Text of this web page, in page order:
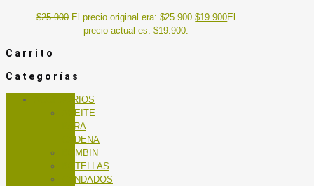
$25.900 El precio original era: $25.900.$19.900El
precio actual es: $19.900.
Carrito
Categorías
ACCESORIOS
ACEITE
PARA
CADENA
BOMBIN
BOTELLAS
CANDADOS